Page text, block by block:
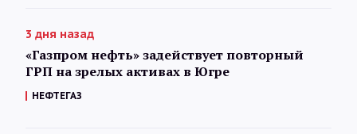
3 дня назад
«Газпром нефть» задействует повторный
ГРП на зрелых активах в Югре
НЕФТЕГАЗ